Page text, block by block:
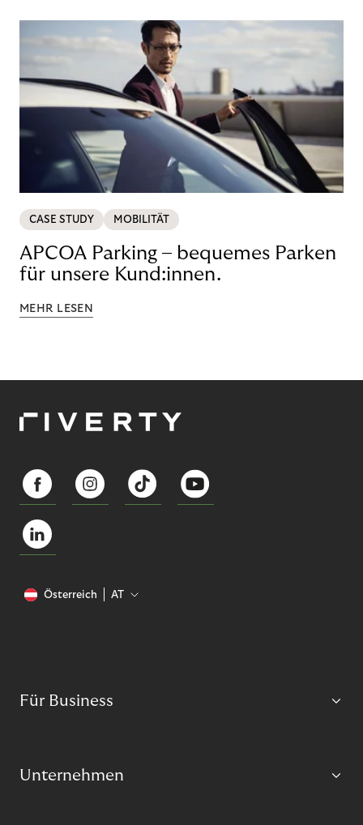
CASE STUDY MOBILITÄT
APCOA Parking – bequemes Parken
für unsere Kund:innen.
MEHR LESEN
Österreich AT
Für Business
Unternehmen